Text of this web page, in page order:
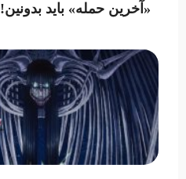
«آخرین حمله» باید بدونین!